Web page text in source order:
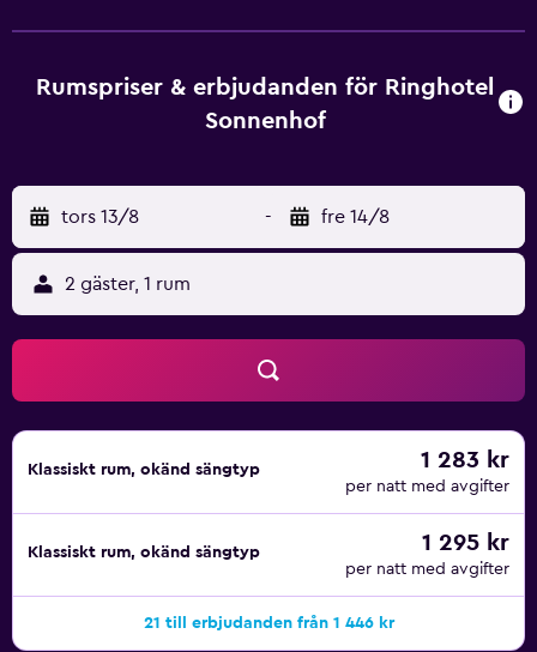
resedisken hjälper dig gärna att organisera utflykter och
aktiviteter i Baiersbronn.
Rumspriser & erbjudanden för Ringhotel
Sonnenhof
tors 13/8 - fre 14/8
2 gäster, 1 rum
Klassiskt rum, okänd sängtyp 1 283 kr
per natt med avgifter
Klassiskt rum, okänd sängtyp 1 295 kr
per natt med avgifter
21 till erbjudanden från 1 446 kr